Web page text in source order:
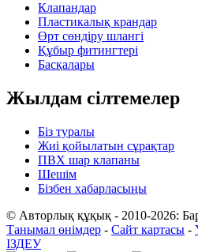
Клапандар
Пластикалық крандар
Өрт сөндіру шлангі
Құбыр фитингтері
Басқалары
Жылдам сілтемелер
Біз туралы
Жиі қойылатын сұрақтар
ПВХ шар клапаны
Шешім
Бізбен хабарласыңы
© Авторлық құқық - 2010-2026:
Танымал өнімдер - Сайт картасы -
ІЗДЕУ